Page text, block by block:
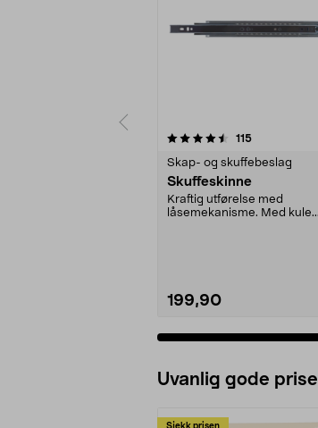
115anmeldelser
Skap- og skuffebeslag
Skuffeskinne
Kraftig utførelse med
låsemekanisme. Med kule...
199,90
4.0 av 5 stjerner
Uvanlig gode
Sjekk prisen